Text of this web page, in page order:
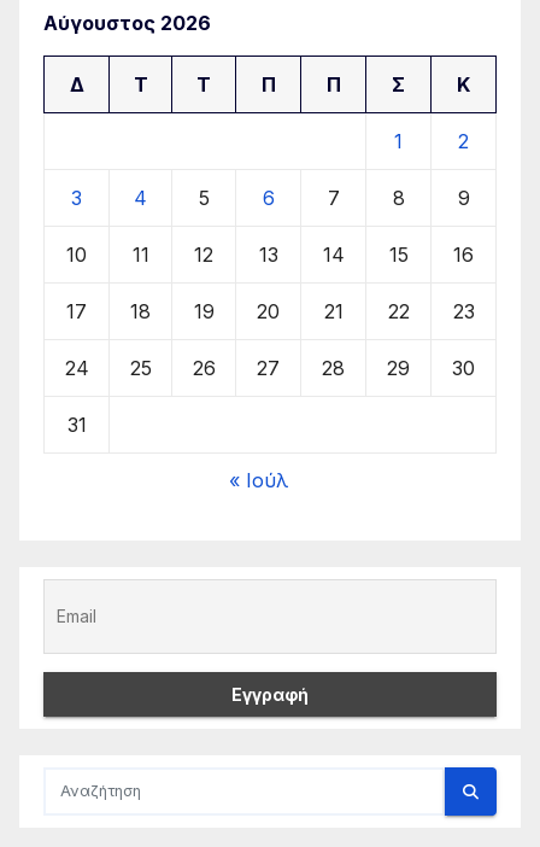
Αύγουστος 2026
Δ Τ Τ Π Π Σ Κ
1 2
3 4 5 6 7 8 9
10 11 12 13 14 15 16
17 18 19 20 21 22 23
24 25 26 27 28 29 30
31
« Ιούλ